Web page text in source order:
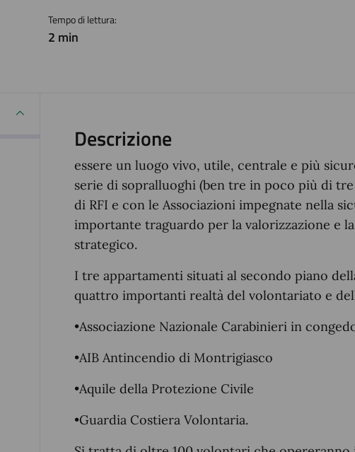
Tempo di lettura:
2 min
Descrizione
essere un luogo vivo, utile, centrale e più
serie di sopralluoghi (ben tre in poco più di
di RFI e con le Associazioni impegnate nella
importante traguardo per la valorizzazione e
strategico.
I tre appartamenti situati al secondo piano
quattro importanti realtà del volontariato e
•Associazione Nazionale Carabinieri in
•AIB Antincendio di Montrigiasco
•Aquile della Protezione Civile
•Guardia Costiera Volontaria.